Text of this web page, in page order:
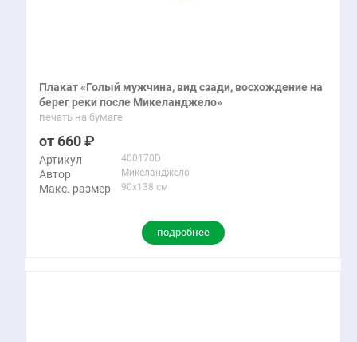
Плакат «Голый мужчина, вид сзади, восхождение на
берег реки после Микеланджело»
печать на бумаге
660
Артикул 400170D
Автор Микеланджело
Макс. размер 90x138 см
подробнее